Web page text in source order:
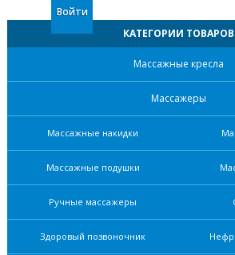
Войти
КАТЕГОРИИ ТОВАРОВ
Массажные кресла
Массажеры
Массажные накидки
Массажные подушки
Ручные массажеры
Здоровый позвоночник